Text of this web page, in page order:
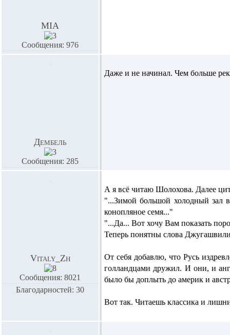
MIA
Сообщения: 976
Дембель
Сообщения: 285
Даже и не начинал. Чем больше
Vitaly_Zh
Сообщения: 8021
Благодарностей: 30
А я всё читаю Шолохова. Далее
"...Зимой большой холодный зал
конопляное семя..."
"...Да... Вот хочу Вам показать
Теперь понятны слова
От себя добавлю, что Русь
голландцами дружил. И они, и
было бы доплыть до америк и
Вот так. Читаешь классика и